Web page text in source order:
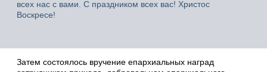
всех нас с вами. С праздником всех вас! Христос
Воскресе!
Затем состоялось вручение епархиальных наград